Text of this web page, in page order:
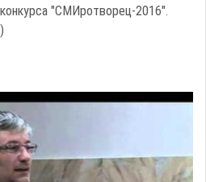
"СМИротворец-2016".